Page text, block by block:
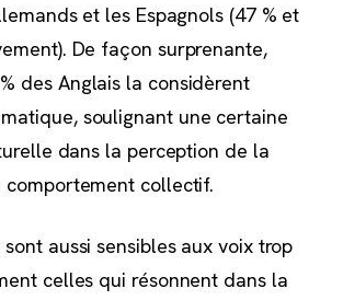
et les Espagnols (47 % et
De façon surprenante,
des Anglais la considèrent
soulignant une certaine
dans la perception de la
comportement collectif.
sont aussi sensibles aux voix trop
celles qui résonnent dans la